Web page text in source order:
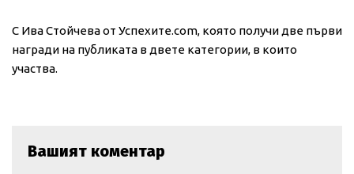
С Ива Стойчева от Успехите.com, която получи две първи
награди на публиката в двете категории, в които
участва.
Вашият коментар